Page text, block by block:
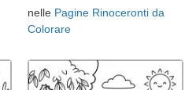
nelle Pagine Rinoceronti da
Colorare